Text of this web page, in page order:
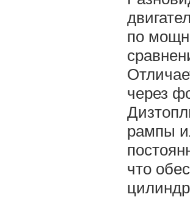
по
через
рампы
что